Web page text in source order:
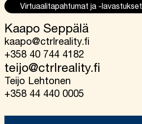
Virtuaalitapahtumat ja -lavastukset
Kaapo Seppälä
kaapo@ctrlreality.fi
+358 40 744 4182
teijo@ctrlreality.fi
Teijo Lehtonen
+358 44 440 0005